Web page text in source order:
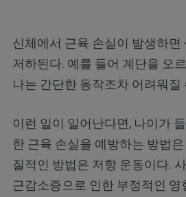
신체에서 근육 손실이 발생하면
저하된다. 예를 들어 계단을 오
나는 간단한 동작조차 어려워질
이런 일이 일어난다면, 나이가
한 근육 손실을 예방하는 방법
질적인 방법은 저항 운동이다.
근감소증으로 인한 부정적인 영